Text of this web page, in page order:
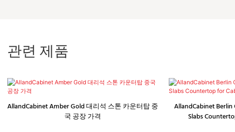
관련 제품
AllandCabinet Amber Gold 대리석 스톤 카운터탑 중
국 공장 가격
AllandCabinet
Slabs